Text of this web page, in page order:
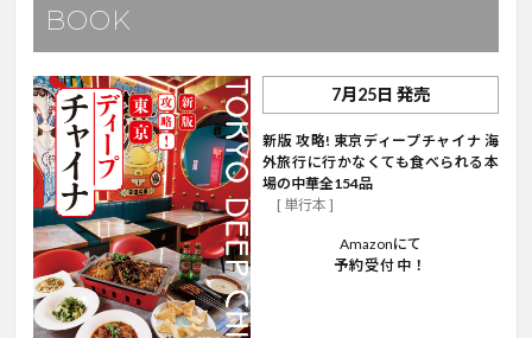
BOOK
7月25日 発売
新版 攻略! 東京ディープチャイナ 海
外旅行に行かなくても食べられる本
場の中華全154品
[ 単行本 ]
Amazonにて
予約受付中！